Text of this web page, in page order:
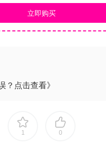
friends in a randomly-
towns, lakes, mountains,
and wilderness locations.
over 50 unique
special infected
nearly 50 buff boosts/
thirst, infections,
立即购买
？点击查看》
1 0